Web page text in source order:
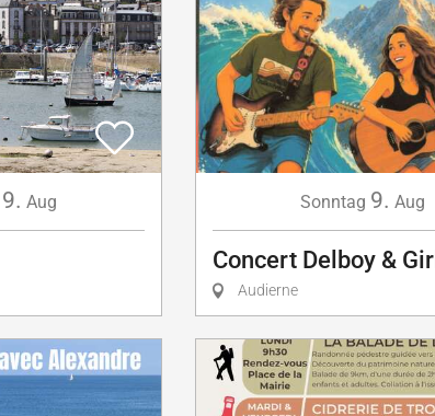
9. Aug Sonntag 9. Aug
Concert Delboy & Girl
Audierne